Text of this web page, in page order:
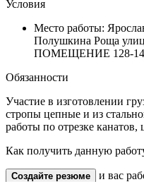
Условия
Место работы:
Полушкина Роща
ПОМЕЩЕНИЕ 128-
Обязанности
Участие в изготовлении
стропы цепные и из
работы по отрезке
Как получить данную
Создайте резюме
и вас